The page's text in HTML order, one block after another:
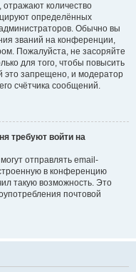
количество
определённых
Обычно вы
званий на конференции,
Пожалуйста, не засоряйте
для того, чтобы повысить
это запрещено, и модератор
счётчика сообщений.
требуют войти на
отправлять email-
в конференцию
такую возможность. Это
почтовой